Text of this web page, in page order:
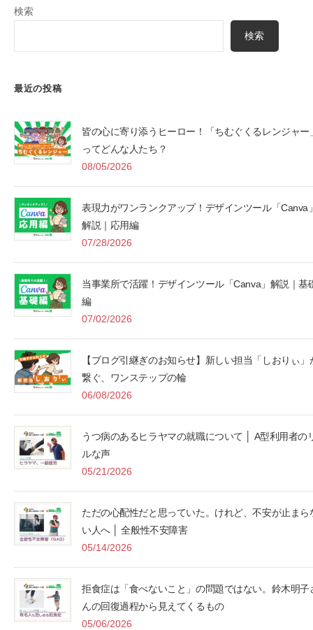
検索
検索
最近の投稿
皆の心に寄り添うヒーロー！「ちむぐくるレンジャー
ってどんな人たち？
08/05/2026
表現力がワンランクアップ！デザインツール「Canva
解説｜応用編
07/28/2026
当事業所で活躍！デザインツール「Canva」解説｜基
編
07/02/2026
【ブログ引継ぎのお知らせ】新しい担当「しおりぃ」
繋ぐ、ワンステップの輪
06/08/2026
うつ病のあるヒラヤマの就職について │ A型利用者の
ルな声
05/21/2026
ただの心配性だと思っていた。けれど、不安が止まら
い人へ │ 全般性不安障害
05/14/2026
拒食症は「食べないこと」の問題ではない。鈴木明子
んの回復過程から見えてくるもの
05/06/2026